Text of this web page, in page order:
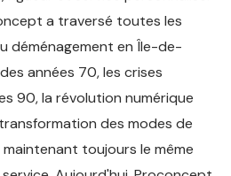
a traversé toutes les
déménagement en Île-de-
années 70, les crises
90, la révolution numérique
des modes de
toujours le même